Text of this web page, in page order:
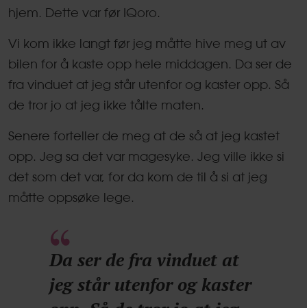
hjem. Dette var før IQoro.
Vi kom ikke langt før jeg måtte hive meg ut av
bilen for å kaste opp hele middagen. Da ser de
fra vinduet at jeg står utenfor og kaster opp. Så
de tror jo at jeg ikke tålte maten.
Senere forteller de meg at de så at jeg kastet
opp. Jeg sa det var magesyke. Jeg ville ikke si
det som det var, for da kom de til å si at jeg
måtte oppsøke lege.
Da ser de fra vinduet at
jeg står utenfor og kaster